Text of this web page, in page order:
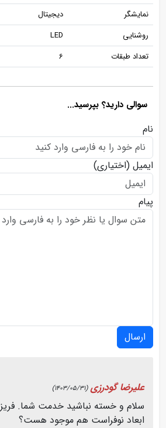
نمایشگر
دیجیتال
روشنایی
LED
تعداد طبقات
6
سوالی دارید؟ بپرسید...
نام
ایمیل (اختیاری)
پیام
ارسال
علیرضا گودرزی(1403/05/31)
ابعاد نوفراست هم موجود هست؟